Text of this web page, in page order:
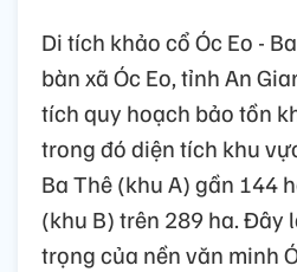
Di tích khảo cổ Óc Eo -
bàn xã Óc Eo, tỉnh An
tích quy hoạch bảo tồn
trong đó diện tích khu
Ba Thê (khu A) gần 144
(khu B) trên 289 ha. Đây
trọng của nền văn minh